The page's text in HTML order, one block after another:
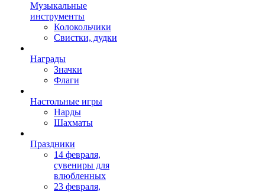
Музыкальные
инструменты
Колокольчики
Свистки, дудки
Награды
Значки
Флаги
Настольные игры
Нарды
Шахматы
Праздники
14 февраля,
сувениры для
влюбленных
23 февраля,